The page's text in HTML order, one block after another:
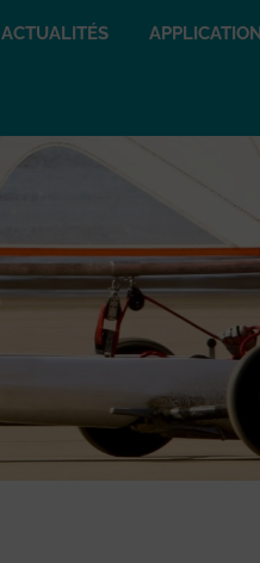
ACTUALITÉS